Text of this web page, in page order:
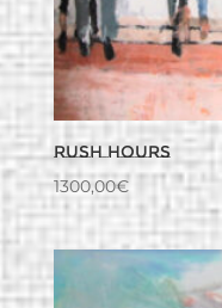
Rush hours
1300,00€